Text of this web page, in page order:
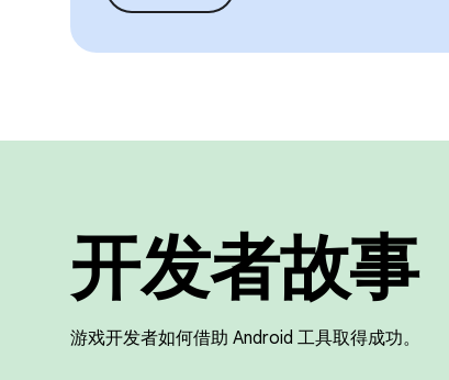
开发者故事
游戏开发者如何借助 Android 工具取得成功。